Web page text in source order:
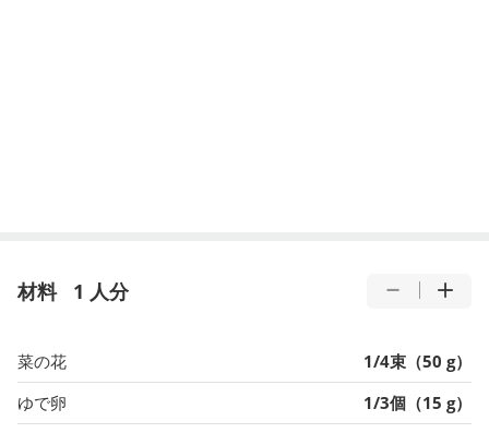
材料 1 人分
菜の花
1/4束（50 g）
ゆで卵
1/3個（15 g）